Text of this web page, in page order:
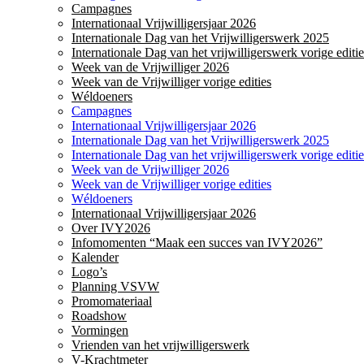
Campagnes
Internationaal Vrijwilligersjaar 2026
Internationale Dag van het Vrijwilligerswerk 2025
Internationale Dag van het vrijwilligerswerk vorige
Week van de Vrijwilliger 2026
Week van de Vrijwilliger vorige edities
Wéldoeners
Campagnes
Internationaal Vrijwilligersjaar 2026
Internationale Dag van het Vrijwilligerswerk 2025
Internationale Dag van het vrijwilligerswerk vorige
Week van de Vrijwilliger 2026
Week van de Vrijwilliger vorige edities
Wéldoeners
Internationaal Vrijwilligersjaar 2026
Over IVY2026
Infomomenten “Maak een succes van IVY2026”
Kalender
Logo’s
Planning VSVW
Promomateriaal
Roadshow
Vormingen
Vrienden van het vrijwilligerswerk
V-Krachtmeter